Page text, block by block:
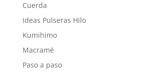
Cuerda
Ideas Pulseras Hilo
Kumihimo
Macramé
Paso a paso